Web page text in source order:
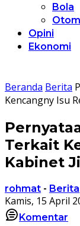
Bola
Opini
Ekonomi
Beranda Berita
Kencangny Isu
Terkait
Kabinet
rohmat - Berita
Kamis, 15 April
Komentar